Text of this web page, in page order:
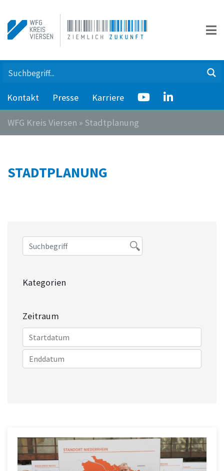
Kontakt Presse Karriere
WFG Kreis Viersen » Stadtplanung
STADTPLANUNG
Kategorien
Zeitraum